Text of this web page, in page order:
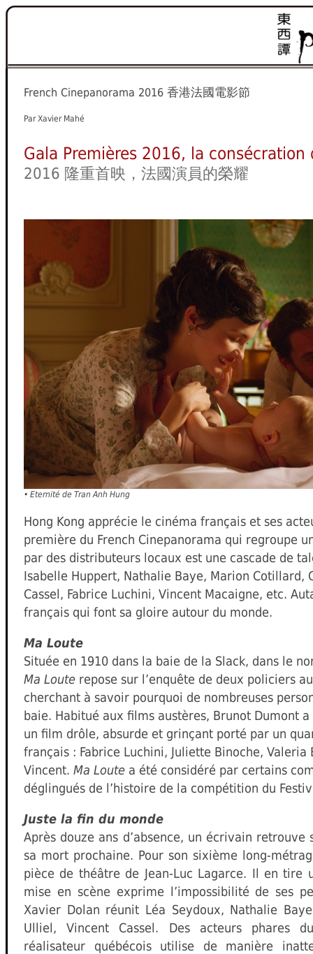
French Cinepanorama 2016 香港法國電影節
Par Xavier Mahé
Gala Premières 2016, la
2016 隆重首映，法國演員的榮耀
• Eternité de Tran Anh Hung
Hong Kong apprécie le cinéma français et ses
première du French Cinepanorama qui regroupe
par des distributeurs locaux est une cascade de
Isabelle Huppert, Nathalie Baye, Marion Cotillard,
Cassel, Fabrice Luchini, Vincent Macaigne, etc.
français qui font sa gloire autour du monde.
Ma Loute
Située en 1910 dans la baie de la Slack, dans le
Ma Loute repose sur l’enquête de deux policiers
cherchant à savoir pourquoi de nombreuses
baie. Habitué aux films austères, Brunot Dumont
un film drôle, absurde et grinçant porté par un
français : Fabrice Luchini, Juliette Binoche, Valeria
Vincent. Ma Loute a été considéré par certains
déglingués de l’histoire de la compétition du
Juste la fin du monde
Après douze ans d’absence, un écrivain
sa mort prochaine. Pour son sixième long-
pièce de théâtre de Jean-Luc Lagarce. Il en
mise en scène exprime l’impossibilité de ses
Xavier Dolan réunit Léa Seydoux, Nathalie
Ulliel, Vincent Cassel. Des acteurs phares
réalisateur québécois utilise de manière